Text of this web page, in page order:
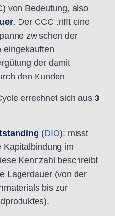
von Bedeutung, also
. Der CCC trifft eine
zwischen der
eingekauften
der damit
den Kunden.
errechnet sich aus 3
(DIO): misst
Kapitalbindung im
Kennzahl beschreibt
Lagerdauer (von der
bis zur